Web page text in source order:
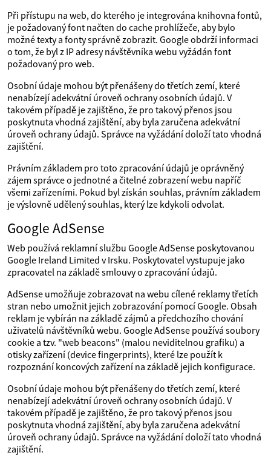
Při přístupu na web, do kterého je integrována knihovna fontů,
je požadovaný font načten do cache prohlížeče, aby bylo
možné texty a fonty správně zobrazit. Google obdrží informaci
o tom, že byl z IP adresy návštěvníka webu vyžádán font
požadovaný pro web.
Osobní údaje mohou být přenášeny do třetích zemí, které
nenabízejí adekvátní úroveň ochrany osobních údajů. V
takovém případě je zajištěno, že pro takový přenos jsou
poskytnuta vhodná zajištění, aby byla zaručena adekvátní
úroveň ochrany údajů. Správce na vyžádání doloží tato vhodná
zajištění.
Právním základem pro toto zpracování údajů je oprávněný
zájem správce o jednotné a čitelné zobrazení webu napříč
všemi zařízeními. Pokud byl získán souhlas, právním základem
je výslovně udělený souhlas, který lze kdykoli odvolat.
Google AdSense
Web používá reklamní službu Google AdSense poskytovanou
Google Ireland Limited v Irsku. Poskytovatel vystupuje jako
zpracovatel na základě smlouvy o zpracování údajů.
AdSense umožňuje zobrazovat na webu cílené reklamy třetích
stran nebo umožnit jejich zobrazování pomocí Google. Obsah
reklam je vybírán na základě zájmů a předchozího chování
uživatelů návštěvníků webu. Google AdSense používá soubory
cookie a tzv. "web beacons" (malou neviditelnou grafiku) a
otisky zařízení (device fingerprints), které lze použít k
rozpoznání koncových zařízení na základě jejich konfigurace.
Osobní údaje mohou být přenášeny do třetích zemí, které
nenabízejí adekvátní úroveň ochrany osobních údajů. V
takovém případě je zajištěno, že pro takový přenos jsou
poskytnuta vhodná zajištění, aby byla zaručena adekvátní
úroveň ochrany údajů. Správce na vyžádání doloží tato vhodná
zajištění.